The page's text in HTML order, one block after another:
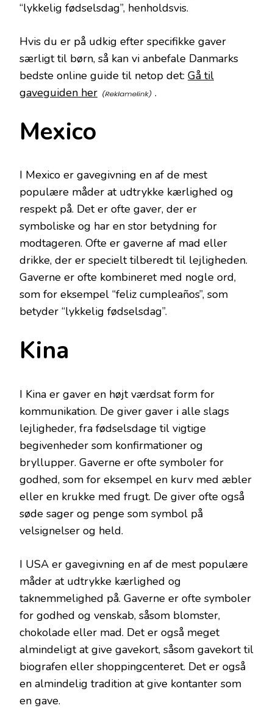
“lykkelig fødselsdag”, henholdsvis.
Hvis du er på udkig efter specifikke gaver
særligt til børn, så kan vi anbefale Danmarks
bedste online guide til netop det: Gå til
gaveguiden her
.
Mexico
I Mexico er gavegivning en af de mest
populære måder at udtrykke kærlighed og
respekt på. Det er ofte gaver, der er
symboliske og har en stor betydning for
modtageren. Ofte er gaverne af mad eller
drikke, der er specielt tilberedt til lejligheden.
Gaverne er ofte kombineret med nogle ord,
som for eksempel “feliz cumpleaños”, som
betyder “lykkelig fødselsdag”.
Kina
I Kina er gaver en højt værdsat form for
kommunikation. De giver gaver i alle slags
lejligheder, fra fødselsdage til vigtige
begivenheder som konfirmationer og
bryllupper. Gaverne er ofte symboler for
godhed, som for eksempel en kurv med æbler
eller en krukke med frugt. De giver ofte også
søde sager og penge som symbol på
velsignelser og held.
I USA er gavegivning en af de mest populære
måder at udtrykke kærlighed og
taknemmelighed på. Gaverne er ofte symboler
for godhed og venskab, såsom blomster,
chokolade eller mad. Det er også meget
almindeligt at give gavekort, såsom gavekort til
biografen eller shoppingcenteret. Det er også
en almindelig tradition at give kontanter som
en gave.